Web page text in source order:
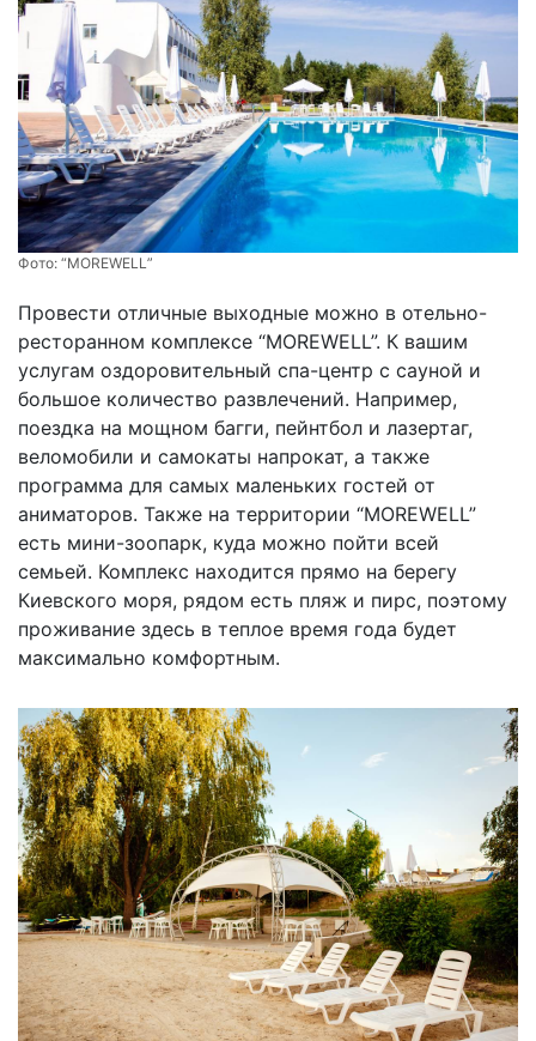
Фото: “MOREWELL”
Провести отличные выходные можно в отельно-
ресторанном комплексе “MOREWELL”. К вашим
услугам оздоровительный спа-центр с сауной и
большое количество развлечений. Например,
поездка на мощном багги, пейнтбол и лазертаг,
веломобили и самокаты напрокат, а также
программа для самых маленьких гостей от
аниматоров. Также на территории “MOREWELL”
есть мини-зоопарк, куда можно пойти всей
семьей. Комплекс находится прямо на берегу
Киевского моря, рядом есть пляж и пирс, поэтому
проживание здесь в теплое время года будет
максимально комфортным.